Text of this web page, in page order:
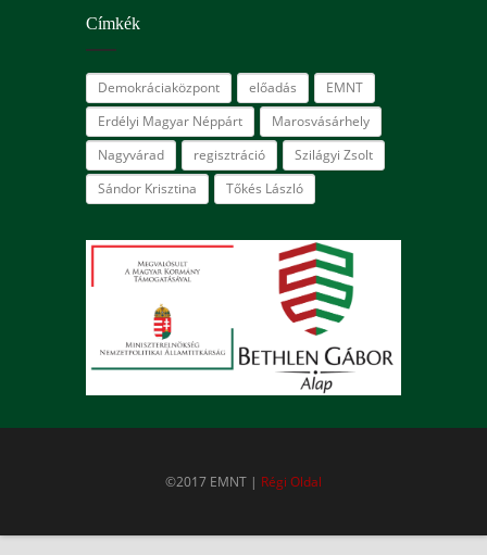
Címkék
Demokráciaközpont előadás
EMNT
Erdélyi Magyar Néppárt
Marosvásárhely
Nagyvárad
regisztráció
Szilágyi Zsolt
Sándor Krisztina
Tőkés László
©2017 EMNT | Régi Oldal